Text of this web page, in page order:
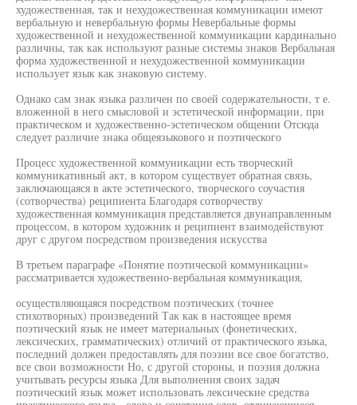
художественная, так и нехудожественная коммуникации имеют
вербальную и невербальную формы Невербальные формы
художественной и нехудожественной коммуникации кардинально
различны, так как используют разные системы знаков Вербальная
форма художественной и нехудожественной коммуникации
использует язык как знаковую систему.
Однако сам знак языка различен по своей содержательности, т е.
вложенной в него смысловой и эстетической информации, при
практическом и художественно-эстетическом общении Отсюда
следует различие знака общеязыкового и поэтического
Процесс художественной коммуникации есть творческий
коммуникативный акт, в котором существует обратная связь,
заключающаяся в акте эстетического, творческого соучастия
(сотворчества) реципиента Благодаря сотворчеству
художественная коммуникация представляется двунаправленным
процессом, в котором художник и реципиент взаимодействуют
друг с другом посредством произведения искусства
В третьем параграфе «Понятие поэтической коммуникации»
рассматривается художественно-вербальная коммуникация,
осуществляющаяся посредством поэтических (точнее
стихотворных) произведений Так как в настоящее время
поэтический язык не имеет материальных (фонетических,
лексических, грамматических) отличий от практического языка,
последний должен предоставлять для поэзии все свое богатство,
все свои возможности Но, с другой стороны, и поэзия должна
учитывать ресурсы языка Для выполнения своих задач
поэтический язык может использовать лексические средства